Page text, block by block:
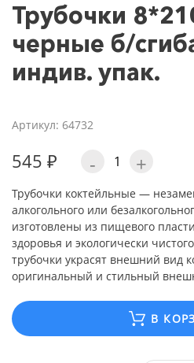
Трубочки
черные б/
индив. упак.
Артикул: 64732
545 ₽ - +
Трубочки коктейльные —
алкогольного или
изготовлены из пищевого
здоровья и экологически
трубочки украсят внешний вид
оригинальный и стильный
В